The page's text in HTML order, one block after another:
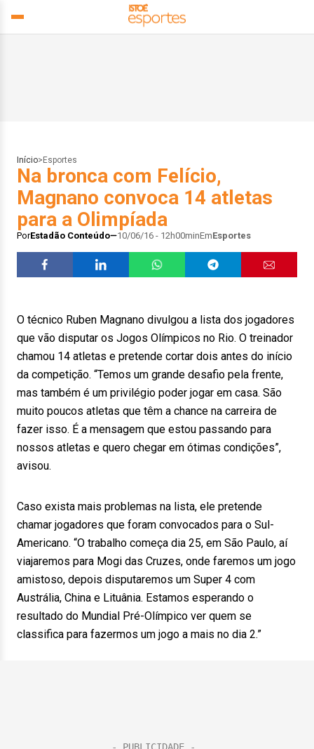
Início> Esportes
Na bronca com Felício,
Magnano convoca 14 atletas
para a Olimpíada
PorEstadão Conteúdo 10/06/16 - 12h00minEmEsportes
O técnico Ruben Magnano divulgou a lista dos jogadores
que vão disputar os Jogos Olímpicos no Rio. O treinador
chamou 14 atletas e pretende cortar dois antes do início
da competição. “Temos um grande desafio pela frente,
mas também é um privilégio poder jogar em casa. São
muito poucos atletas que têm a chance na carreira de
fazer isso. É a mensagem que estou passando para
nossos atletas e quero chegar em ótimas condições”,
avisou.
Caso exista mais problemas na lista, ele pretende
chamar jogadores que foram convocados para o Sul-
Americano. “O trabalho começa dia 25, em São Paulo, aí
viajaremos para Mogi das Cruzes, onde faremos um jogo
amistoso, depois disputaremos um Super 4 com
Austrália, China e Lituânia. Estamos esperando o
resultado do Mundial Pré-Olímpico ver quem se
classifica para fazermos um jogo a mais no dia 2.”